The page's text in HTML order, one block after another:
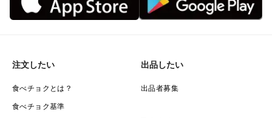
注文したい
食べチョクとは？
食べチョク基準
出品したい
出品者募集